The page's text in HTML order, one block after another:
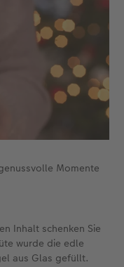
Momente
Inhalt schenken Sie
wurde die edle
aus Glas gefüllt.